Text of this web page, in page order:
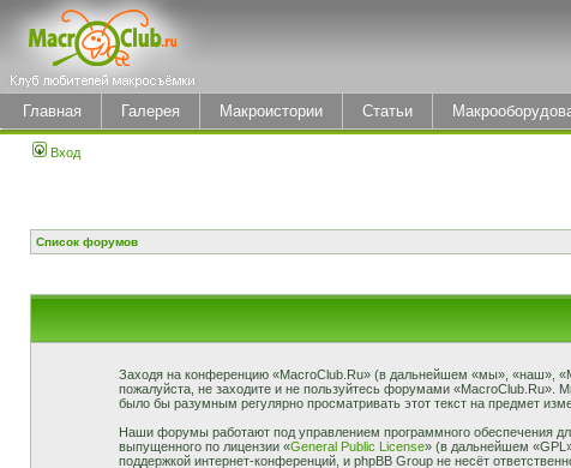
Главная Галерея Макроистории Статьи
Вход
Список форумов
Заходя на конференцию «MacroClub.Ru» (в дальнейшем «мы», «наш»,
пожалуйста, не заходите и не пользуйтесь форумами
было бы разумным регулярно просматривать этот текст на предмет
Наши форумы работают под управлением программного обеспечения
выпущенного по лицензии «General Public License» (в дальнейшем
поддержкой интернет-конференций, и phpBB Group не несёт